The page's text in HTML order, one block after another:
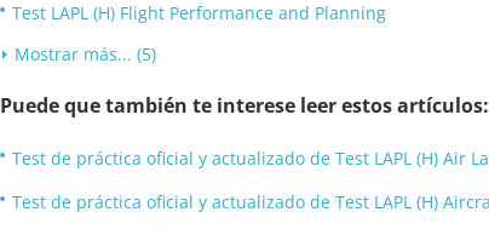
Test LAPL (H) Flight Performance and Planning
Mostrar más... (5)
Puede que también te interese leer estos artículos:
Test de práctica oficial y actualizado de Test LAPL (H) Air
Test de práctica oficial y actualizado de Test LAPL (H)